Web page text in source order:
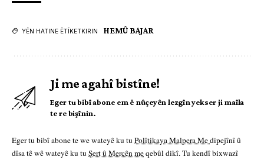
YÊN HATINE ÊTÎKETKIRIN HEMÛ BAJAR
Ji me agahî bistîne!
Eger tu bibî abone em ê nûçeyên lezgîn yekser ji maîla
te re bişînin.
Eger tu bibî abone te we wateyê ku tu Polîtikaya Malpera Medipejînî û
dîsa tê wê wateyê ku tu Şert û Mercên meqebûl dikî. Tu kendî bixwazî